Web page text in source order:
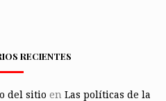
RECIENTES
del sitio en Las políticas de la